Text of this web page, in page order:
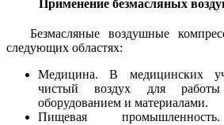
Применение безмасляных
Безмасляные воздушные
следующих областях:
Медицина. В медицинских
чистый воздух для
оборудованием и материалами.
Пищевая